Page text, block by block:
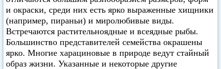
и окраски, среди них есть ярко выраженные хищники
(например, пираньи) и миролюбивые виды.
Встречаются растительноядные и всеядные рыбы.
Большинство представителей семейства окрашены
ярко. Многие харациновые в природе ведут стайный
образ жизни. Указанные и некоторые другие